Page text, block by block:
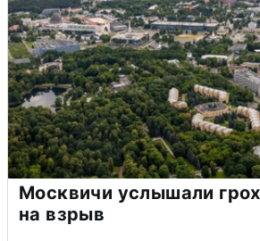
Москвичи услышали
на взрыв